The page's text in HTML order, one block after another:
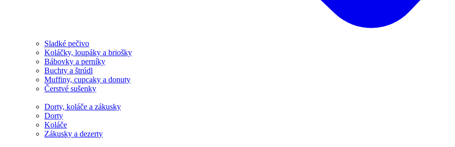
Sladké pečivo
Koláčky, loupáky a briošky
Bábovky a perníky
Buchty a štrúdl
Muffiny, cupcaky a donuty
Čerstvé sušenky
Dorty, koláče a zákusky
Dorty
Koláče
Zákusky a dezerty